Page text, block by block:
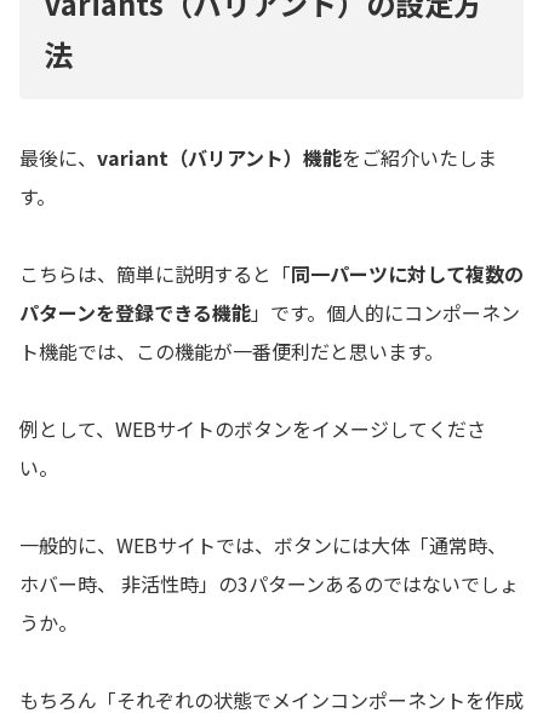
法
最後に、 variant（バリアント）機能をご紹介いたしま
す。
こちらは、簡単に説明すると「同一パーツに対して複数の
パターンを登録できる機能」です。個人的にコンポーネン
ト機能では、この機能が一番便利だと思います。
例として、WEBサイトのボタンをイメージしてくださ
い。
一般的に、WEBサイトでは、ボタンには大体「通常時、
ホバー時、 非活性時」の3パターンあるのではないでしょ
うか。
もちろん「それぞれの状態でメインコンポーネントを作成